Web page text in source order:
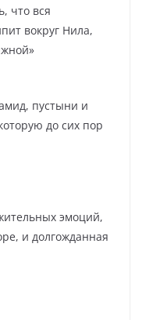
что вся
вокруг Нила,
пустыни и
до сих пор
эмоций,
и долгожданная